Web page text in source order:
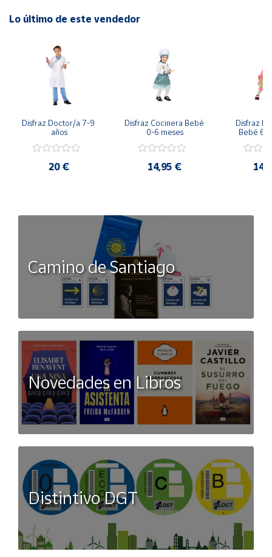
Lo último de este vendedor
Disfraz Doctor/a 7-9
años
20 €
Disfraz Cocinera Bebé
0-6 meses
14,95 €
Disfraz
Bebé 6-
Camino de Santiago
Novedades en Libros
Distintivo DGT